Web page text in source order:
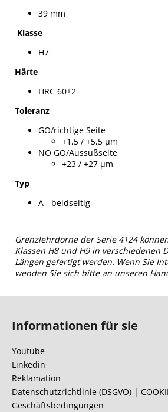
39 mm
Klasse
H7
Härte
HRC 60±2
Toleranz
GO/richtige Seite
+1,5 / +5,5 µm
NO GO/Aussußseite
+23 / +27 µm
Typ
A - beidseitig
Grenzlehrdorne der Serie 4124
Klassen H8 und H9 in verschiedenen
Längen gefertigt werden. Wenn Sie
wenden Sie sich bitte an unseren
Informationen für sie
Youtube
Linkedin
Reklamation
Datenschutzrichtlinie (DSGVO) |
Geschäftsbedingungen